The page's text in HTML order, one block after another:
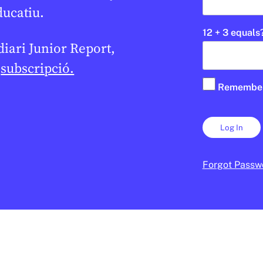
Junior Report,
subscripció.
12 + 3
Forgot